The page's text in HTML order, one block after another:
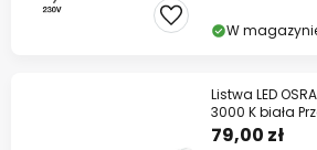
W
Listwa LED
3000 K biała
79,00 zł